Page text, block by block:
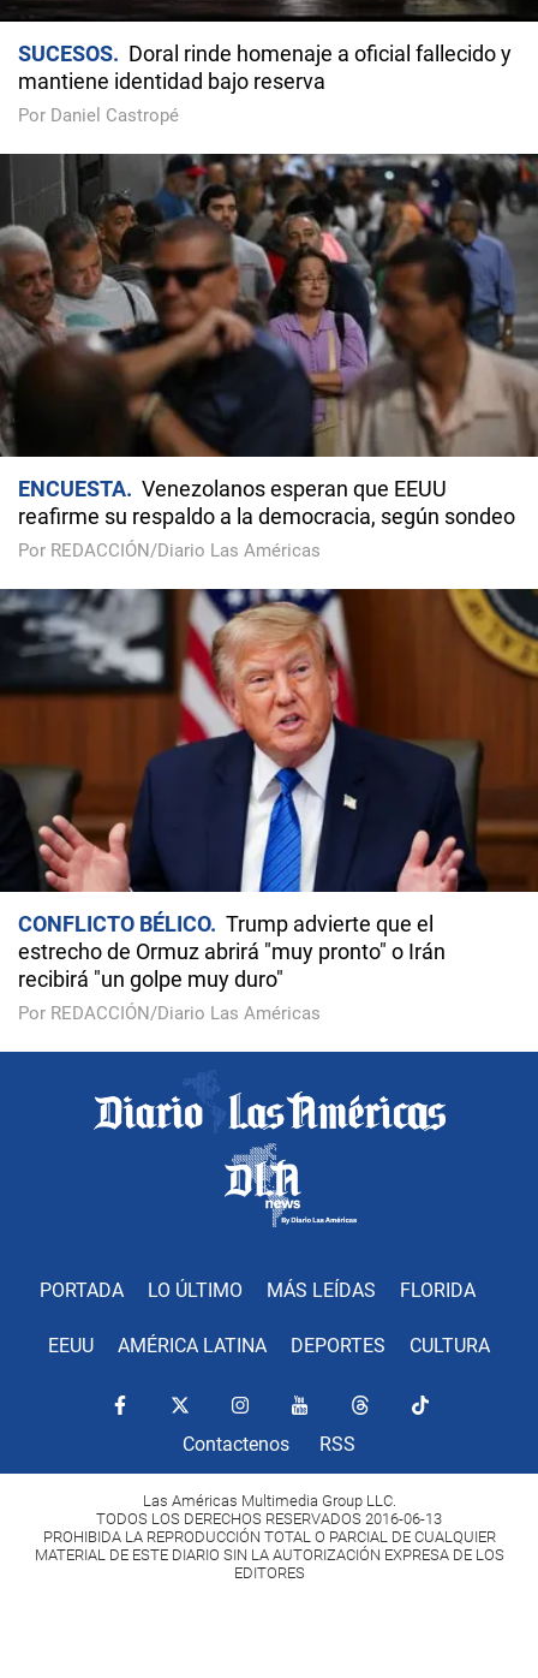
SUCESOS
Doral rinde homenaje a oficial fallecido y
mantiene identidad bajo reserva
Por Daniel Castropé
ENCUESTA
Venezolanos esperan que EEUU
reafirme su respaldo a la democracia, según sondeo
Por REDACCIÓN/Diario Las Américas
CONFLICTO BÉLICO
Trump advierte que el
estrecho de Ormuz abrirá "muy pronto" o Irán
recibirá "un golpe muy duro"
Por REDACCIÓN/Diario Las Américas
PORTADA LO ÚLTIMO MÁS LEÍDAS FLORIDA
EEUU AMÉRICA LATINA DEPORTES CULTURA
Contactenos RSS
Las Américas Multimedia Group LLC.
TODOS LOS DERECHOS RESERVADOS 2016-06-13
PROHIBIDA LA REPRODUCCIÓN TOTAL O PARCIAL DE CUALQUIER
MATERIAL DE ESTE DIARIO SIN LA AUTORIZACIÓN EXPRESA DE LOS
EDITORES